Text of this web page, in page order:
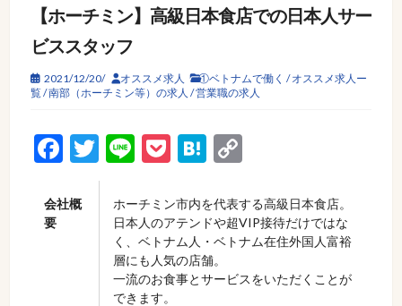
【ホーチミン】高級日本食店での日本人サー
ビススタッフ
2021/12/20/ オススメ求人 ①ベトナムで働く /オススメ求人ー
覧/南部（ホーチミン等）の求人 /営業職の求人
Facebook
Twitter
LinePocketHatena
Copy
会社概
要
ホーチミン市内を代表する高級日本食店。
日本人のアテンドや超VIP接待だけではな
く、ベトナム人・ベトナム在住外国人富裕
層にも人気の店舗。
一流のお食事とサービスをいただくことが
できます。